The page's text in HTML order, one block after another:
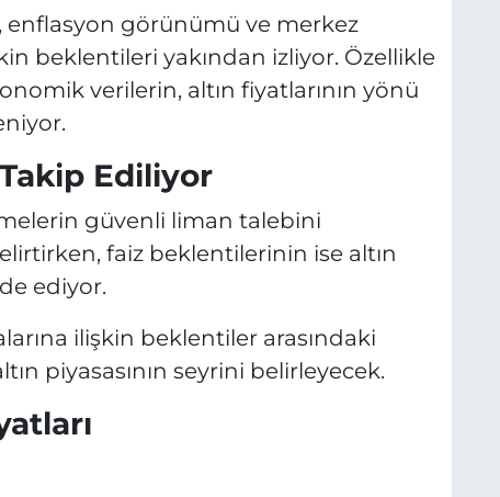
enflasyon görünümü ve merkez
beklentileri yakından izliyor. Özellikle
verilerin, altın fiyatlarının yönü
Ediliyor
güvenli liman talebini
faiz beklentilerinin ise altın
ediyor.
ilişkin beklentiler arasındaki
piyasasının seyrini belirleyecek.